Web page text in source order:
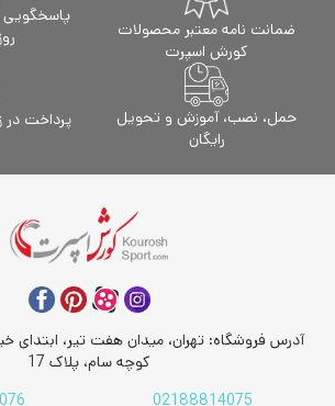
ضمانت نامه معتبر محصولات
کورش اسپرت
پاسخگویی
روزه
حمل، نصب، آموزش و تحویل
رایگان
پرداخت
آدرس فروشگاه: تهران، میدان هفت تیر، ابتدای
کوچه سام، پلاک 17
02188814075